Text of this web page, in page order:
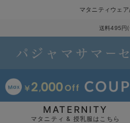
マタニティウェ
送料495円(
MATERNITY
マタニティ & 授乳服はこちら